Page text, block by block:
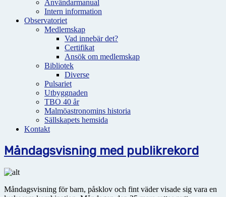
Användarmanual
Intern information
Observatoriet
Medlemskap
Vad innebär det?
Certifikat
Ansök om medlemskap
Bibliotek
Diverse
Pulsariet
Utbyggnaden
TBO 40 år
Malmöastronomins historia
Sällskapets hemsida
Kontakt
Måndagsvisning med publikrekord
Måndagsvisning för barn, påsklov och fint väder visade sig vara en